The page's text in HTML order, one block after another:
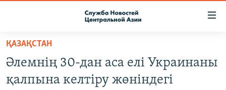
Вернуться
основному
содержанию
ҚАЗАҚСТАН
Әлемнің 30-дан аса елі Украинаны
қалпына келтіру жөніндегі